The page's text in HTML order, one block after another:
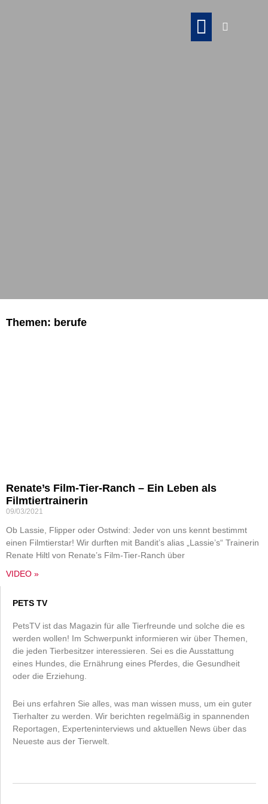
Themen: berufe
Renate’s Film-Tier-Ranch – Ein Leben als
Filmtiertrainerin
09/03/2021
Ob Lassie, Flipper oder Ostwind: Jeder von uns kennt bestimmt
einen Filmtierstar! Wir durften mit Bandit’s alias „Lassie’s“ Trainerin
Renate Hiltl von Renate’s Film-Tier-Ranch über
VIDEO »
PETS TV
PetsTV ist das Magazin für alle Tierfreunde und solche die es
werden wollen! Im Schwerpunkt informieren wir über Themen,
die jeden Tierbesitzer interessieren. Sei es die Ausstattung
eines Hundes, die Ernährung eines Pferdes, die Gesundheit
oder die Erziehung.
Bei uns erfahren Sie alles, was man wissen muss, um ein guter
Tierhalter zu werden. Wir berichten regelmäßig in spannenden
Reportagen, Experteninterviews und aktuellen News über das
Neueste aus der Tierwelt.